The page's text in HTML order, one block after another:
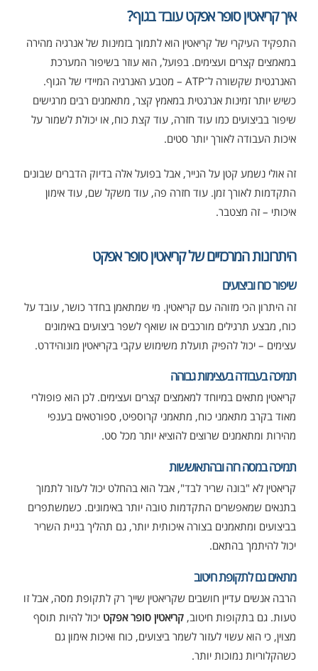
איך קריאטין סופר אפקט עובד בגוף?
התפקיד העיקרי של קריאטין הוא לתמוך בזמינות של אנרגיה מהירה
במאמצים קצרים ועצימים. בפועל, הוא עוזר בשיפור המערכת
האנרגטית שקשורה ל־ATP – מטבע האנרגיה המיידי של הגוף.
כשיש יותר זמינות אנרגטית במאמץ קצר, מתאמנים רבים מרגישים
שיפור בביצועים כמו עוד חזרה, עוד קצת כוח, או יכולת לשמור על
איכות העבודה לאורך יותר סטים.
זה אולי נשמע קטן על הנייר, אבל בפועל אלה בדיוק הדברים שבונים
התקדמות לאורך זמן. עוד חזרה פה, עוד משקל שם, עוד אימון
איכותי – זה מצטבר.
היתרונות המרכזיים של קריאטין סופר אפקט
שיפור כוח וביצועים
זה היתרון הכי מזוהה עם קריאטין. מי שמתאמן בחדר כושר, עובד על
כוח, מבצע תרגילים מורכבים או שואף לשפר ביצועים באימונים
עצימים – יכול להפיק תועלת משימוש עקבי בקריאטין מונוהידרט.
תמיכה בעבודה בעצימות גבוהה
קריאטין מתאים במיוחד למאמצים קצרים ועצימים. לכן הוא פופולרי
מאוד בקרב מתאמני כוח, מתאמני קרוספיט, ספורטאים בענפי
מהירות ומתאמנים שרוצים להוציא יותר מכל סט.
תמיכה במסה רזה ובהתאוששות
קריאטין לא "בונה שריר לבד", אבל הוא בהחלט יכול לעזור לתמוך
בתנאים שמאפשרים התקדמות טובה יותר באימונים. כשמשתפרים
בביצועים ומתאמנים בצורה איכותית יותר, גם תהליך בניית השריר
יכול להיתמך בהתאם.
מתאים גם לתקופת חיטוב
הרבה אנשים עדיין חושבים שקריאטין שייך רק לתקופת מסה, אבל זו
טעות. גם בתקופות חיטוב, קריאטין סופר אפקט יכול להיות תוסף
מצוין, כי הוא עשוי לעזור לשמר ביצועים, כוח ואיכות אימון גם
כשהקלוריות נמוכות יותר.